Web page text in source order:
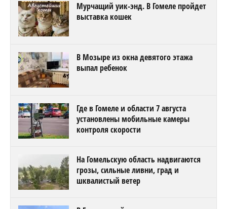
Мурчащий уик-энд. В Гомеле пройдет
выставка кошек
В Мозыре из окна девятого этажа
выпал ребенок
Где в Гомеле и области 7 августа
установлены мобильные камеры
контроля скорости
На Гомельскую область надвигаются
грозы, сильные ливни, град и
шквалистый ветер